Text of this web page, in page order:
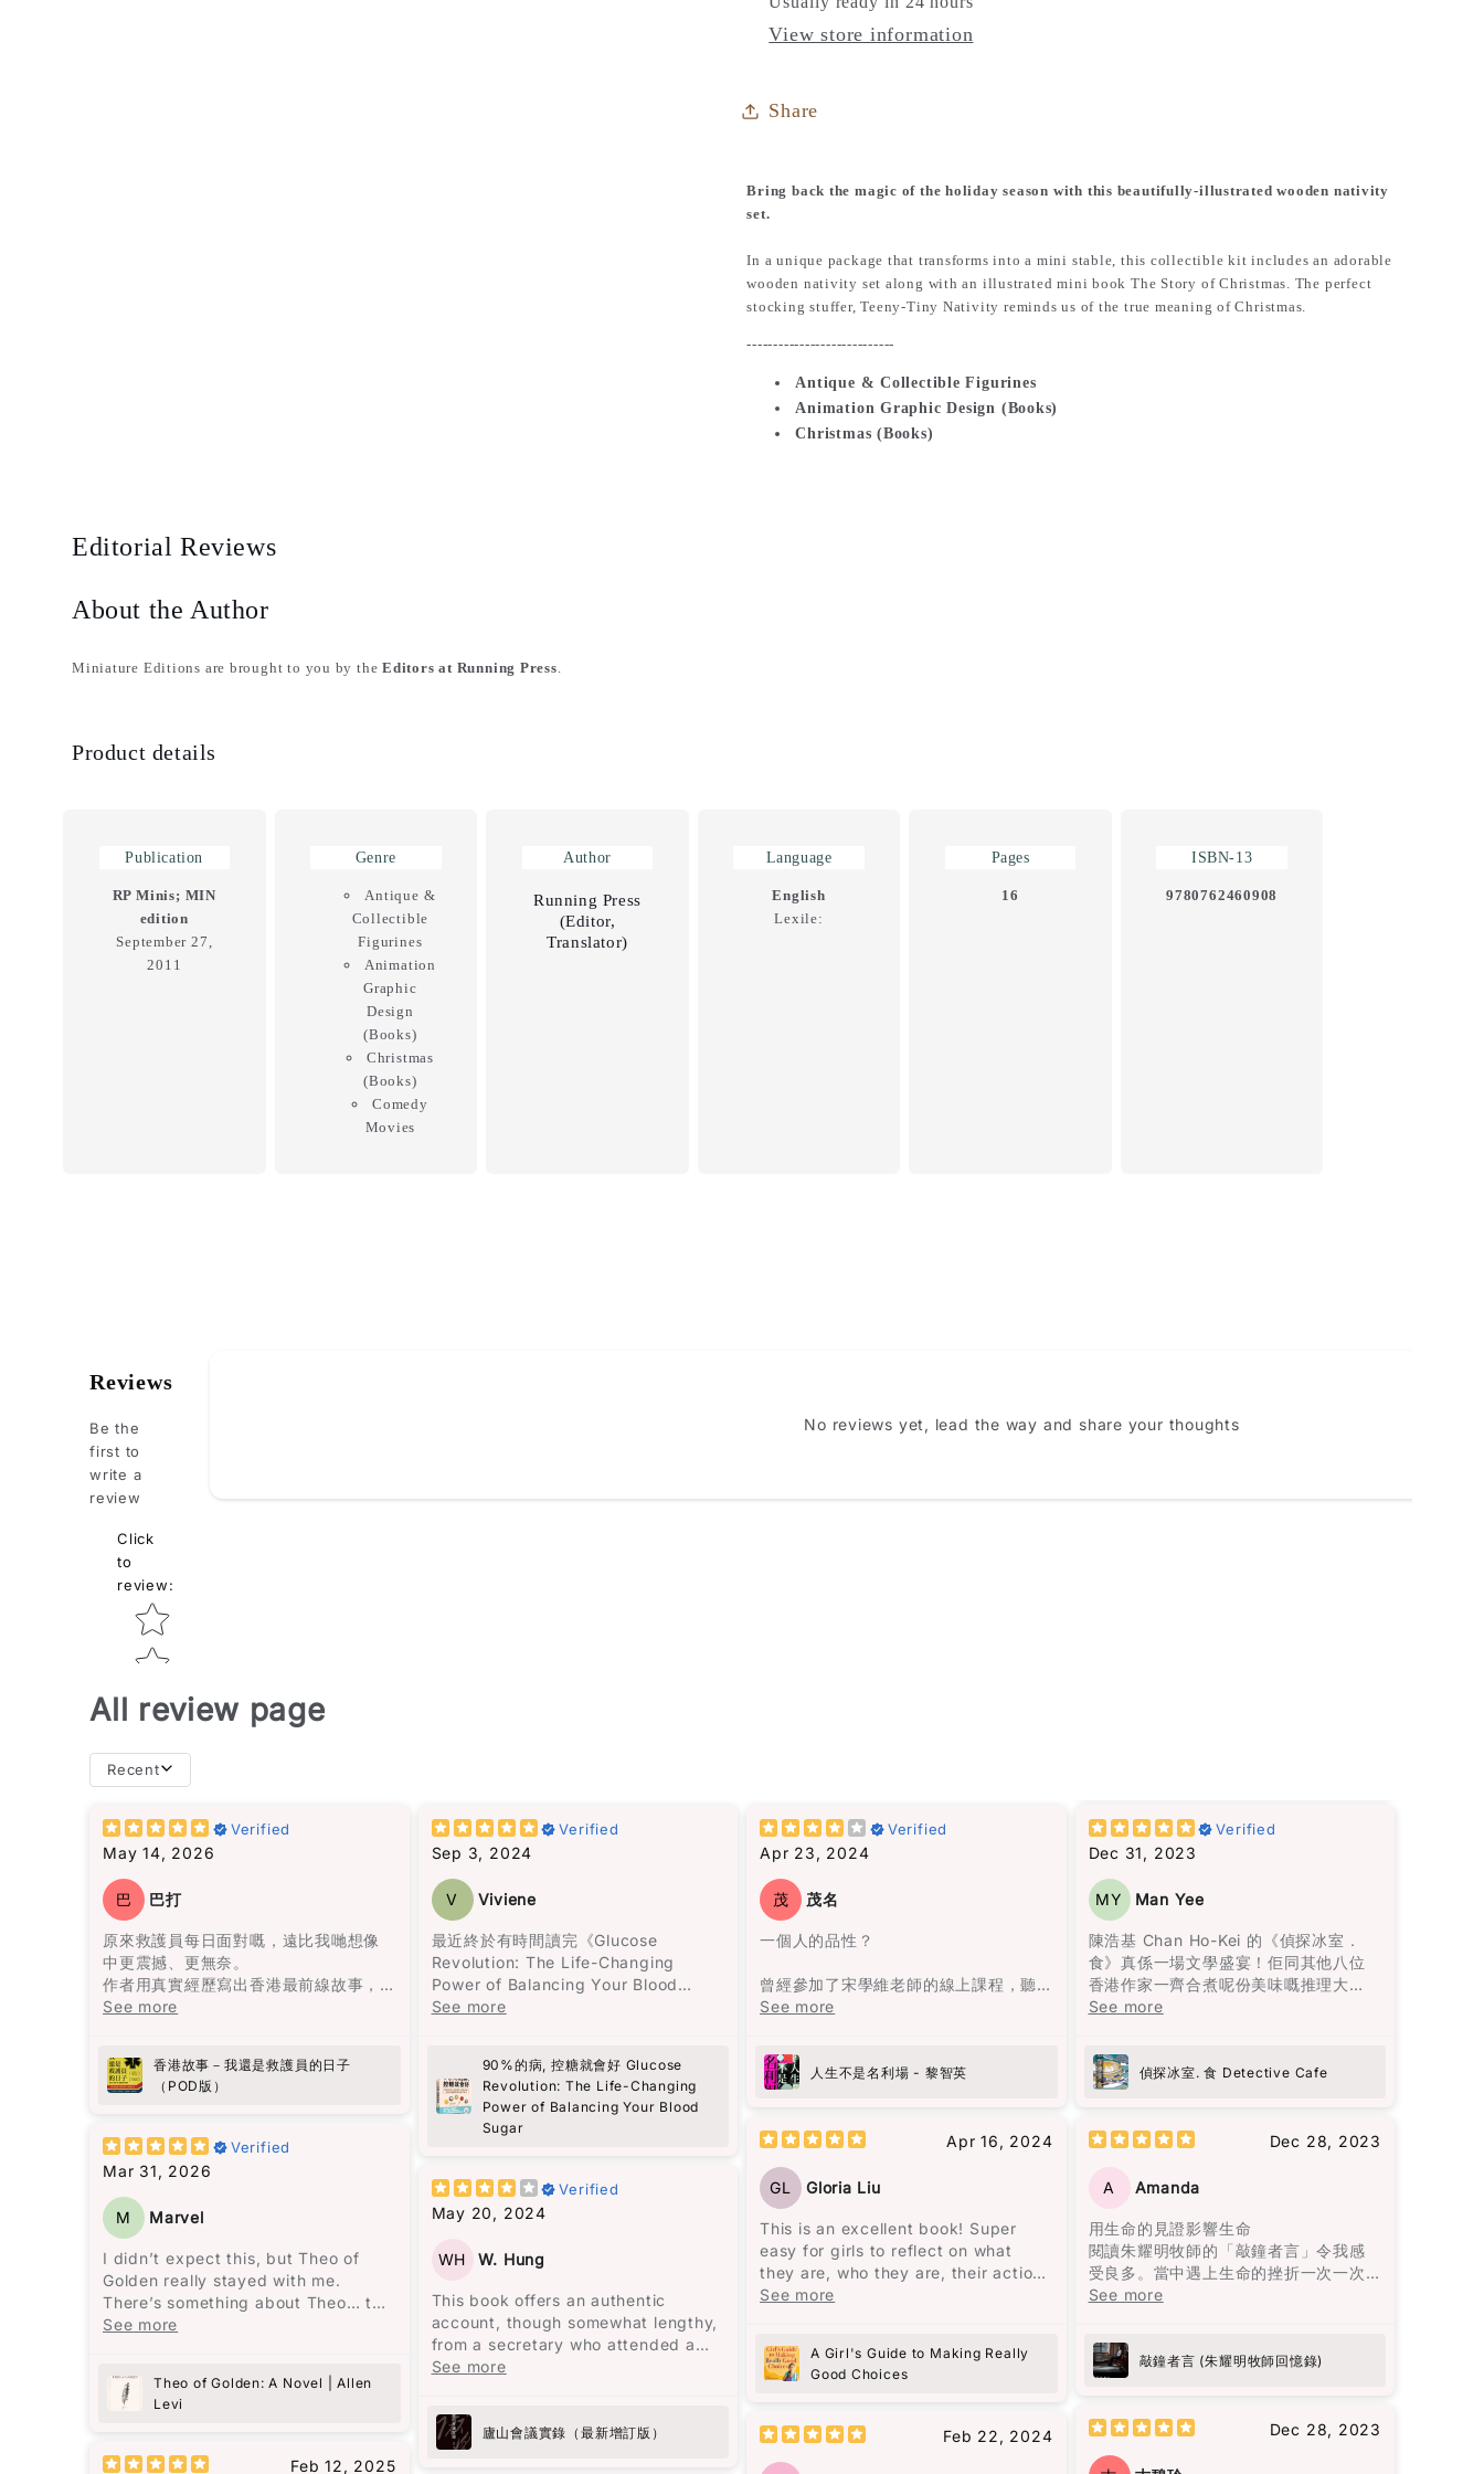
View store information
Share
Bring back the magic of the holiday season with this beautifully-illustrated wooden nativity
set.
In a unique package that transforms into a mini stable, this collectible kit includes an adorable
wooden nativity set along with an illustrated mini book The Story of Christmas . The perfect
stocking stuffer,Teeny-Tiny Nativity reminds us of the true meaning of Christmas.
----------------------------
Antique & Collectible Figurines
Animation Graphic Design (Books)
Christmas (Books)
Editorial Reviews
About the Author
Miniature Editions are brought to you by theEditors at Running Press.
Product details
Publication
RP Minis; MIN
edition
September 27,
2011
Genre
Antique &
Collectible
Figurines
Animation
Graphic
Design
(Books)
Christmas
(Books)
Comedy
Movies
Author
Running Press
(Editor,
Translator)
Language
English
Lexile:
Pages
16
ISBN-13
9780762460908
Reviews
Be the
first to
write a
review
Click
to
review:
Star rating
No reviews yet, lead the way and share your thoughts
All review page
Recent
Verified
May 14, 2026
巴 巴打
原來救護員每日面對嘅，遠比我哋想像
中更震撼、更無奈。
作者用真實經歷寫出香港最前線故事，
有血有肉，睇完會更加明白生命同人
See more
香港故事－我還是救護員的日子
（POD版）
Verified
Mar 31, 2026
M Marvel
I didn’t expect this, but Theo of
Golden really stayed with me.
There’s something about Theo… the
way he’s written feels almost unreal,
point I even thought—this is like
looking at “the face of heaven.” And
movie someday.
you finish it. It kind of follows you
for a while.
I don’t have many “favorite
books”… but this one is definitely on
the list now.
See more
Theo of Golden: A Novel | Allen
Levi
Feb 12, 2025
Verified
Sep 3, 2024
V Viviene
最近終於有時間讀完《Glucose
Revolution: The Life-Changing
Power of Balancing Your Blood
Sugar》這本書，收穫真是非常大！
經常面對能量波動的問題，尤其是在下
午時段，總是需要依靠咖啡來保持清
醒。但這些短暫的提神效果常常伴隨著
更嚴重的疲憊和煩躁。
書中的建議非常實用，比如建議先吃沙
拉再吃主餐，還有避免空腹吃高糖食
物。我開始實施這些方法後，發現能量
水平變得更加穩定，下午的疲憊感也消
失了。之前經常需要喝咖啡來應付疲勞
的情況，現在幾乎不再發生了，而腹部
的改善也非常明顯！
作為亞洲人，我知道自己面對糖尿病的
並且能在繁忙的生活中輕鬆融入這些簡
單而有效的策略。如果你跟我一樣忙
See more
90%的病, 控糖就會好 Glucose
Revolution: The Life-Changing
Power of Balancing Your Blood
Sugar
Verified
May 20, 2024
WH W. Hung
This book offers an authentic
account, though somewhat lengthy,
from a secretary who attended a
significant political meeting called
intended to address administrative
shortcomings, the meeting
escalated into a political storm
See more
廬山會議實錄（最新增訂版）
諾帶領一群人來到此地，決定在這裡建
立村莊。
一開始我不太適應這種說書人的敍述方
式。但是隨著閱讀的進行，我被流暢無
阻的敍述方式所吸引，人物視角轉換無
間斷，是一次非常愉快的閱讀體驗，讓
一家的經歷之中。
幻的氛圍，就像一位老者在一個寂靜的
夜晚，依著一盞忽明忽暗的燭光，悠悠
長的孤獨，都在老者的話語間一一呈
現，那個曾經繁榮一時的地方，最終終
歸沉寂，敵不過自然的摧毀。
故事述說了奧雷里亞諾四代人的人生。
從出生到死亡，從建立到衰敗，從熱鬧
到孤獨。很多人說四代人的名字為何都
要起一樣的，在我看來，這是一代又一
都像在重覆著上一代的經歷，但最終都
以失敗衰亡告終。
注定了，這是一種非常悲觀的想法，但
Verified
Apr 23, 2024
茂 茂名
一個人的品性？
曾經參加了宋學維老師的線上課程，聽
到他對《蘋果日報》的批評和對黎智英
場》一書閱讀。這本書共收錄了58篇散
文，分為兩部分，第一部分是32篇關於
人生感悟的文章，第二部分是26篇時事
讓讀者可以與作者對話，重新認識黎智
黎智英將自己七歲時的經歷與兒子的相
比，認為“No pain no gain的人生哲理
只是老生常談的迷信。”（頁25）他強
調，造就一個人的不是經歷，而是人格
特質。例如，他到香港後很少看中文
批判性思考、功利而不唯利、專注自
律，都顯示了他的人格特質。
雖然黎智英自述讀書不多，但他的用字
遣詞仍值得借鑒。例如，“風平浪靜嘻嘻
哈哈你看不到一個人的底蘊，只有到了
See more
人生不是名利場 - 黎智英
Apr 16, 2024
GL Gloria Liu
This is an excellent book! Super
easy for girls to reflect on what
they are, who they are, their actions
and feelings. Elizabeth George is
better person with a better
childhood! I really recommend this
See more
A Girl's Guide to Making Really
Good Choices
Feb 22, 2024
僅僅是愛情，還包括在愛錯了人之後，
王子和公主過著怎樣的生活。她殘酷而
真實地描繪了家庭暴力，而我最欣賞的
是，她同時呈現了兩人在一起的美好時
光，使離開變得比外人想像的更加困
難。
書中所描述的身體傷害當然是不可原諒
的，但大部分的暴力是無形的傷害。用
言語貶低、冷漠如同遺棄、情緒的喜怒
害，且難以展示給他人看，心靈上的痛
苦更加深刻。
書中主人公莉莉·布隆離開了那個打她的
男人，並打破了母親相同命運的循環。
閱讀完這本書後，我感到獲得了面對生
命痛苦的勇氣，將自己視作生命中最愛
的人，並思考如何最愛待自己。這本書
教會我們，愛是要找一個願意一直陪
伴、支持並灌溉你的人，而不是將你視
為可隨時擁有的物品。
花朵盛開了，正如智者巴觀所說："當你
喜歡上一朵花，你摘下它；當你愛上一
一個願意一直灌溉你的人，而不是把你
當成可以隨意擁有的人。
Verified
Dec 31, 2023
MY Man Yee
陳浩基 Chan Ho-Kei 的《偵探冰室．
食》真係一場文學盛宴！佢同其他八位
香港作家一齊合煮呢份美味嘅推理大
餐，每個故事就似一味正宗嘅港式佳
《手足》一故事入菜，以灣仔老牌德國
菜館「茜茜餐廳」為廚房，將難以拍得
嘅兄弟情仇烹調得淋漓盡致。而《唐人
理，以一道焗肉醬意粉揭示茶餐廳嘅不
勝。其他嘅故事都唔使話，就係味蕾嘅
似佐料一樣，調配得恰到好處。呢本書
唔單止係食神樂園，更係陳浩基同其他
作家嘅文學饗宴，睇得過癮又回味無
窮。
See more
偵探冰室. 食 Detective Cafe
Dec 28, 2023
A Amanda
用生命的見證影響生命
閱讀朱耀明牧師的「敲鐘者言」令我感
受良多。當中遇上生命的挫折一次一次
的教訓學習經歷細緻的分享，亦成為我
See more
敲鐘者言 (朱耀明牧師回憶錄)
Dec 28, 2023